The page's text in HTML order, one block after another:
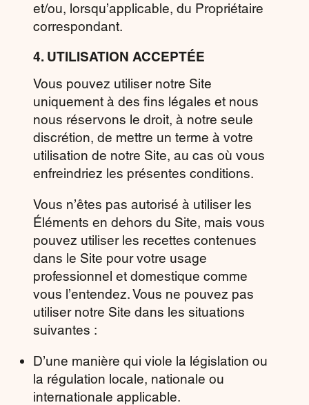
et/ou, lorsqu’applicable, du Propriétaire
correspondant.
4. UTILISATION ACCEPTÉE
Vous pouvez utiliser notre Site
uniquement à des fins légales et nous
nous réservons le droit, à notre seule
discrétion, de mettre un terme à votre
utilisation de notre Site, au cas où vous
enfreindriez les présentes conditions.
Vous n’êtes pas autorisé à utiliser les
Éléments en dehors du Site, mais vous
pouvez utiliser les recettes contenues
dans le Site pour votre usage
professionnel et domestique comme
vous l’entendez. Vous ne pouvez pas
utiliser notre Site dans les situations
suivantes :
D’une manière qui viole la législation ou
la régulation locale, nationale ou
internationale applicable.